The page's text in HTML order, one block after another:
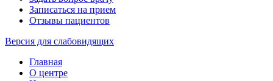
Записаться на прием
Отзывы пациентов
Версия для слабовидящих
Главная
О центре